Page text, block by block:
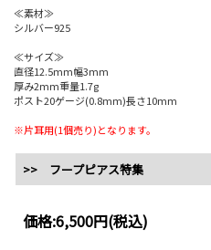
≪素材≫
シルバー925
≪サイズ≫
直径12.5mm幅3mm
厚み2mm重量1.7g
ポスト20ゲージ(0.8mm)長さ10mm
※片耳用(1個売り)となります。
>> フープピアス特集
価格:6,500円(税込)